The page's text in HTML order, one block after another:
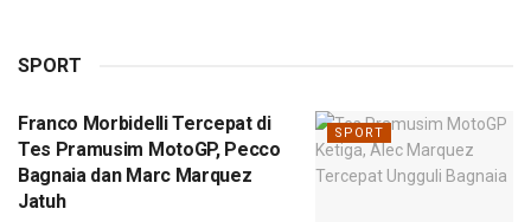
SPORT
SPORT
Franco Morbidelli Tercepat di
Tes Pramusim MotoGP, Pecco
Bagnaia dan Marc Marquez
Jatuh